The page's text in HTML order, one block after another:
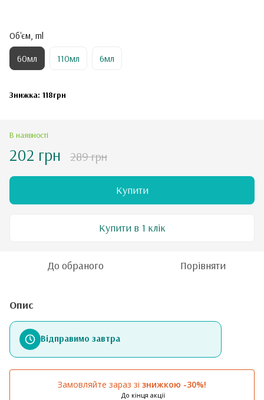
Об'єм, ml
60мл 110мл 6мл
Знижка: 118грн
В наявності
202 грн 289 грн
Купити
Купити в 1 клік
До обраного Порівняти
Опис
Відправимо завтра
Замовляйте зараз зі знижкою -30%!
До кінця акції